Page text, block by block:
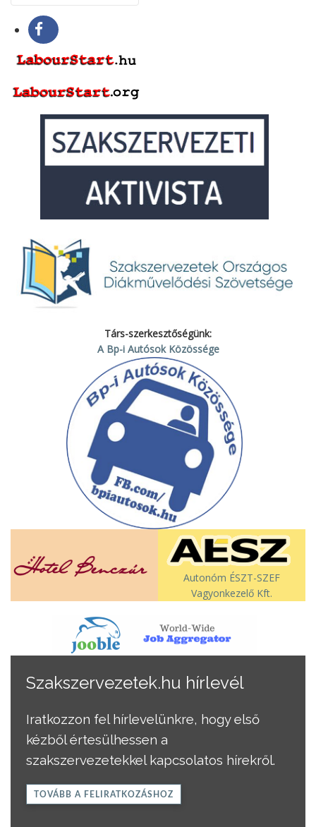
Társ-szerkesztőségünk:
A Bp-i Autósok Közössége
Autonóm ÉSZT-SZEF
Vagyonkezelő Kft.
Szakszervezetek.hu hírlevél
Iratkozzon fel hírlevelünkre, hogy első
kézből értesülhessen a
szakszervezetekkel kapcsolatos hírekről.
TOVÁBB A FELIRATKOZÁSHOZ